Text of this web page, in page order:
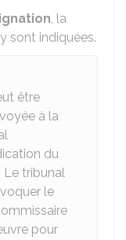
, la
sont indiquées.
être
à la
du
Le tribunal
le
pour